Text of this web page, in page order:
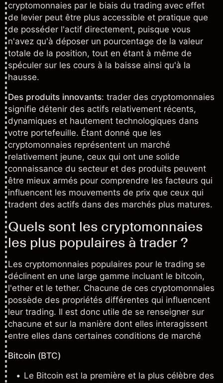
cryptomonnaies par le biais du trading avec effet
de levier peut être plus accessible et pratique que
de posséder l'actif directement, puisque vous
n'avez qu'à déposer un pourcentage de la valeur
totale de la position, tout en étant à même de
spéculer sur les cours à la baisse ainsi qu'à la
hausse.
Des produits innovants: trader des cryptomonnaies
signifie détenir des actifs relativement récents,
dynamiques et hautement technologiques dans
votre portefeuille. Étant donné que les
cryptomonnaies représentent un marché
relativement jeune, ceux qui ont une solide
connaissance du secteur et des produits peuvent
être mieux armés pour comprendre les facteurs qui
influencent les mouvements de prix que ceux qui
tradent des actifs dans des marchés plus matures.
Quels sont les cryptomonnaies
les plus populaires à trader ?
Les cryptomonnaies populaires pour le trading se
déclinent en une large gamme incluant le bitcoin,
l'ether et le tether. Chacune de ces cryptomonnaies
possède des propriétés différentes qui influencent
leur trading. Il est donc utile de se renseigner sur
chacune et sur la manière dont elles interagissent
entre elles dans certaines conditions de marché
Bitcoin (BTC)
Le Bitcoin est la première et la plus célèbre des